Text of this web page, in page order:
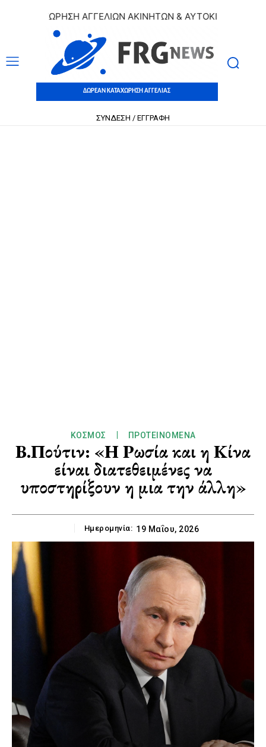
ΑΓΓΕΛΙΩΝ ΑΚΙΝΗΤΩΝ & ΑΥΤΟΚΙΝΗΤΩΝ |
ΔΩΡΕΑΝ ΚΑΤΑΧΩΡΗΣΗ ΑΓΓΕΛΙΑΣ
ΣΥΝΔΕΣΗ / ΕΓΓΡΑΦΗ
ΚΌΣΜΟΣ ΠΡΟΤΕΙΝΌΜΕΝΑ
Β.Πούτιν: «Η Ρωσία και η Κίνα
είναι διατεθειμένες να
υποστηρίξουν η μια την άλλη»
Ημερομηνία: 19 Μαΐου, 2026